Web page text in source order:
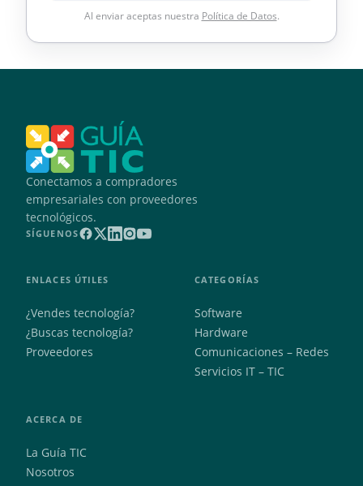
Al enviar aceptas nuestra Política de Datos.
Conectamos a compradores
empresariales con proveedores
tecnológicos.
SÍGUENOS
ENLACES ÚTILES
¿Vendes tecnología?
¿Buscas tecnología?
Proveedores
CATEGORÍAS
Software
Hardware
Comunicaciones – Redes
Servicios IT – TIC
ACERCA DE
La Guía TIC
Nosotros